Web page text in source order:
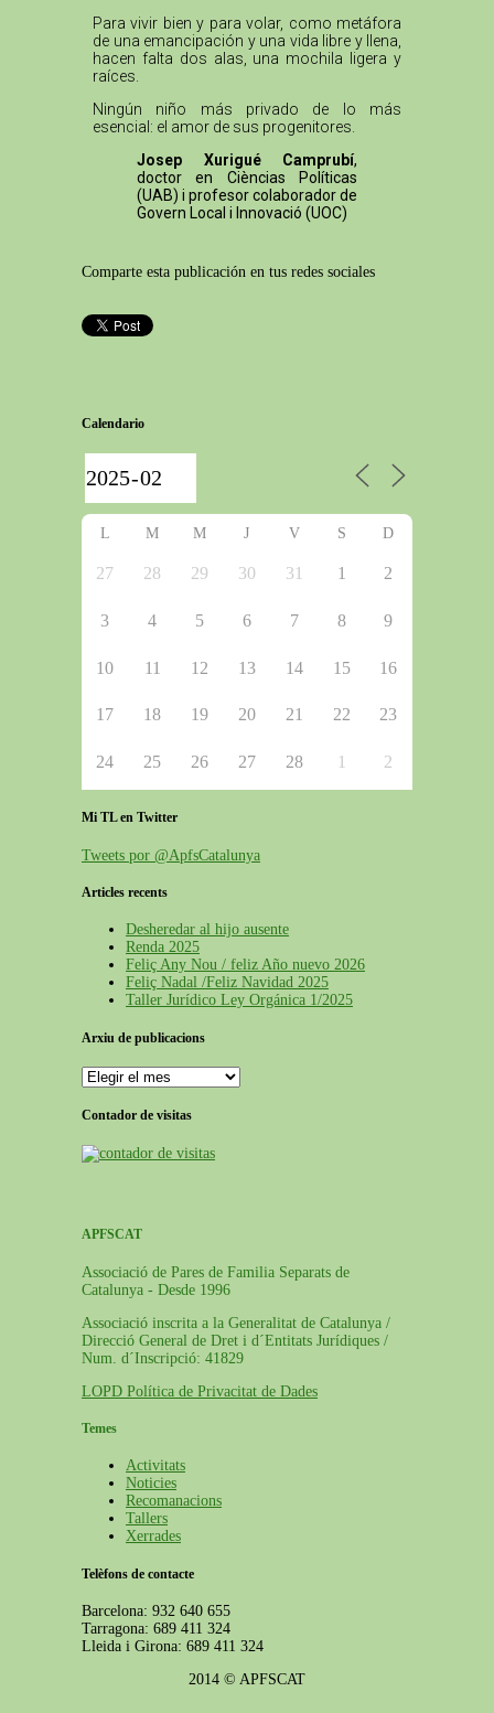
Para vivir bien y para volar, como metáfora
de una emancipación y una vida libre y llena,
hacen falta dos alas, una mochila ligera y
raíces.
Ningún niño más privado de lo más
esencial: el amor de sus progenitores.
Josep Xurigué Camprubí,
doctor en Cièncias Políticas
(UAB) i profesor colaborador de
Govern Local i Innovació (UOC)
Comparte esta publicación en tus redes sociales
Calendario
L M M J V S D
27 28 29 30 31 1 2
3 4 5 6 7 8 9
10 11 12 13 14 15 16
17 18 19 20 21 22 23
24 25 26 27 28 1 2
Mi TL en Twitter
Tweets por @ApfsCatalunya
Articles recents
Desheredar al hijo ausente
Renda 2025
Feliç Any Nou / feliz Año nuevo 2026
Feliç Nadal /Feliz Navidad 2025
Taller Jurídico Ley Orgánica 1/2025
Arxiu de publicacions
Contador de visitas
APFSCAT
Associació de Pares de Familia Separats de
Catalunya - Desde 1996
Associació inscrita a la Generalitat de Catalunya /
Direcció General de Dret i d´Entitats Jurídiques /
Num. d´Inscripció: 41829
LOPD Política de Privacitat de Dades
Temes
Activitats
Noticies
Recomanacions
Tallers
Xerrades
Telèfons de contacte
Barcelona: 932 640 655
Tarragona: 689 411 324
Lleida i Girona: 689 411 324
2014 © APFSCAT